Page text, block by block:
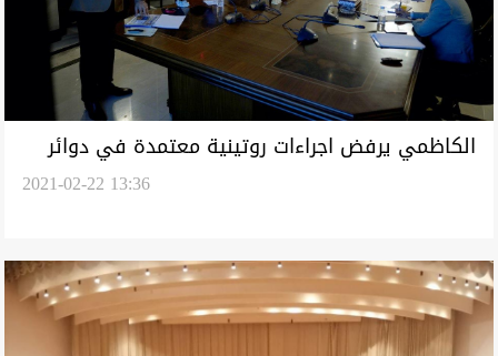
الكاظمي يرفض اجراءات روتينية معتمدة في دوائر
2021-02-22 13:36